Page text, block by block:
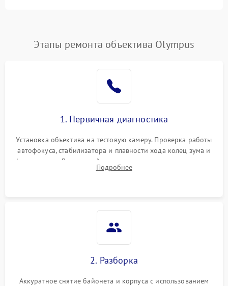
Проблемы с резкостью
Этапы ремонта объектива Olympus
1. Первичная диагностика
Установка объектива на тестовую камеру. Проверка работы
автофокуса, стабилизатора и плавности хода колец зума и
фокусировки. Визуальный осмотр линз на наличие царапин,
грибка, пыли и оценка состояния контактов байонета.
Подробнее
2. Разборка
Аккуратное снятие байонета и корпуса с использованием